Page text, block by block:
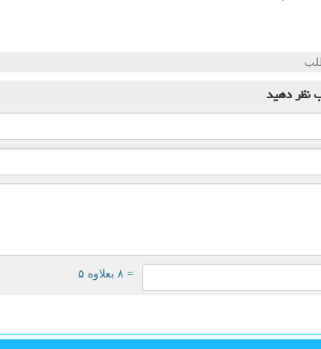
نظر دهید
= ۸ بعلاوه ۵